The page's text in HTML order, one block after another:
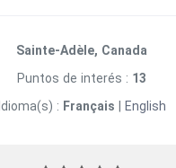
Sainte-Adèle, Canada
Puntos de interés : 13
Idioma(s) : Français English